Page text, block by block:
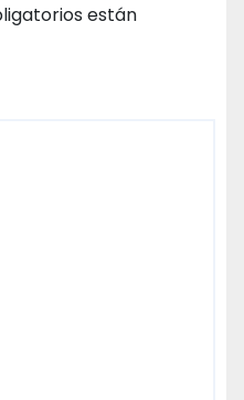
están